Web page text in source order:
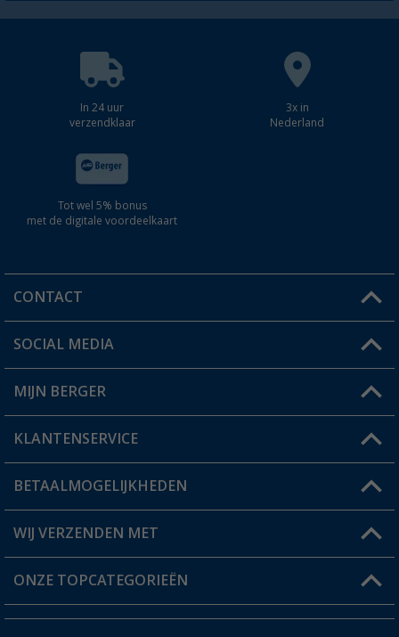
In 24 uur
verzendklaar
3x in
Nederland
Tot wel 5% bonus
met de digitale voordeelkaart
CONTACT
Een vraag?
Winkel vinden
SOCIAL MEDIA
MIJN BERGER
Mijn account
Status bestelling
Verlanglijstje
KLANTENSERVICE
FAQ & Contact
Verzendinformatie
Catalogus
BETAALMOGELIJKHEDEN
WIJ VERZENDEN MET
ONZE TOPCATEGORIEËN